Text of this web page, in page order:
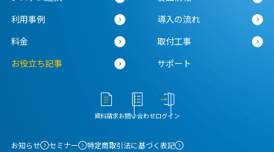
利用事例
導入の流れ
料金
取付工事
お役立ち記事
サポート
資料請求お問い合わせログイン
お知らせ セミナー
特定商取引法に基づく表記